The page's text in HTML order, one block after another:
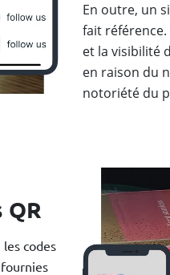
En outre, un
fait
et la visibilité
en raison du
notoriété du
codes